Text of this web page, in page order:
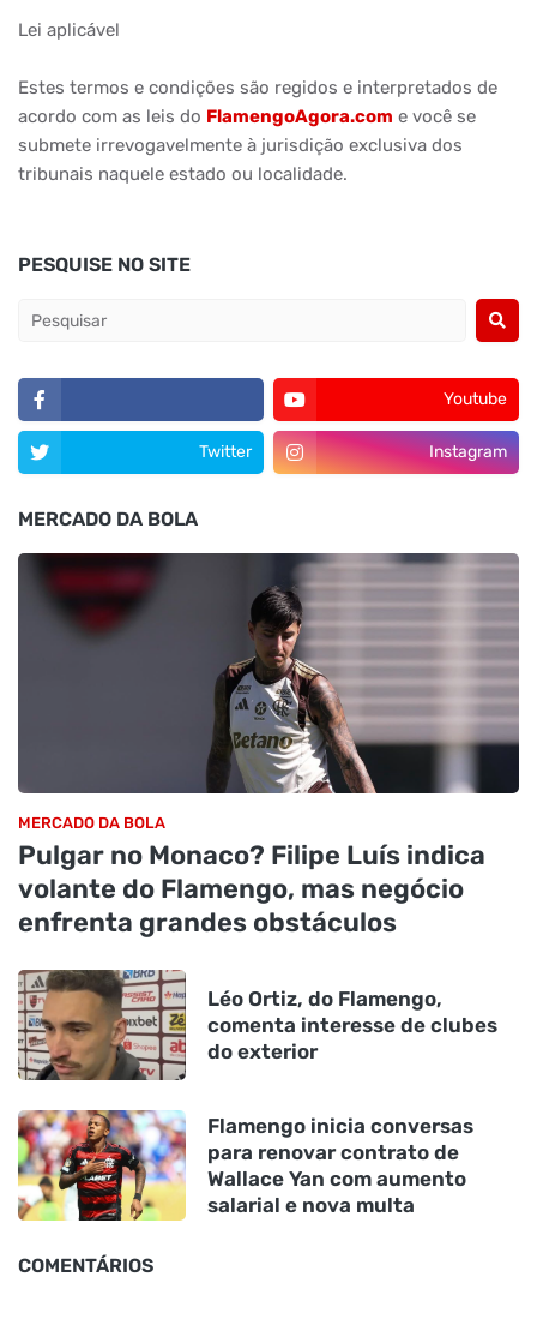
Lei aplicável
Estes termos e condições são regidos e interpretados de
acordo com as leis do FlamengoAgora.com e você se
submete irrevogavelmente à jurisdição exclusiva dos
tribunais naquele estado ou localidade.
PESQUISE NO SITE
Youtube
Twitter Instagram
MERCADO DA BOLA
MERCADO DA BOLA
Pulgar no Monaco? Filipe Luís indica
volante do Flamengo, mas negócio
enfrenta grandes obstáculos
Léo Ortiz, do Flamengo,
comenta interesse de clubes
do exterior
Flamengo inicia conversas
para renovar contrato de
Wallace Yan com aumento
salarial e nova multa
COMENTÁRIOS